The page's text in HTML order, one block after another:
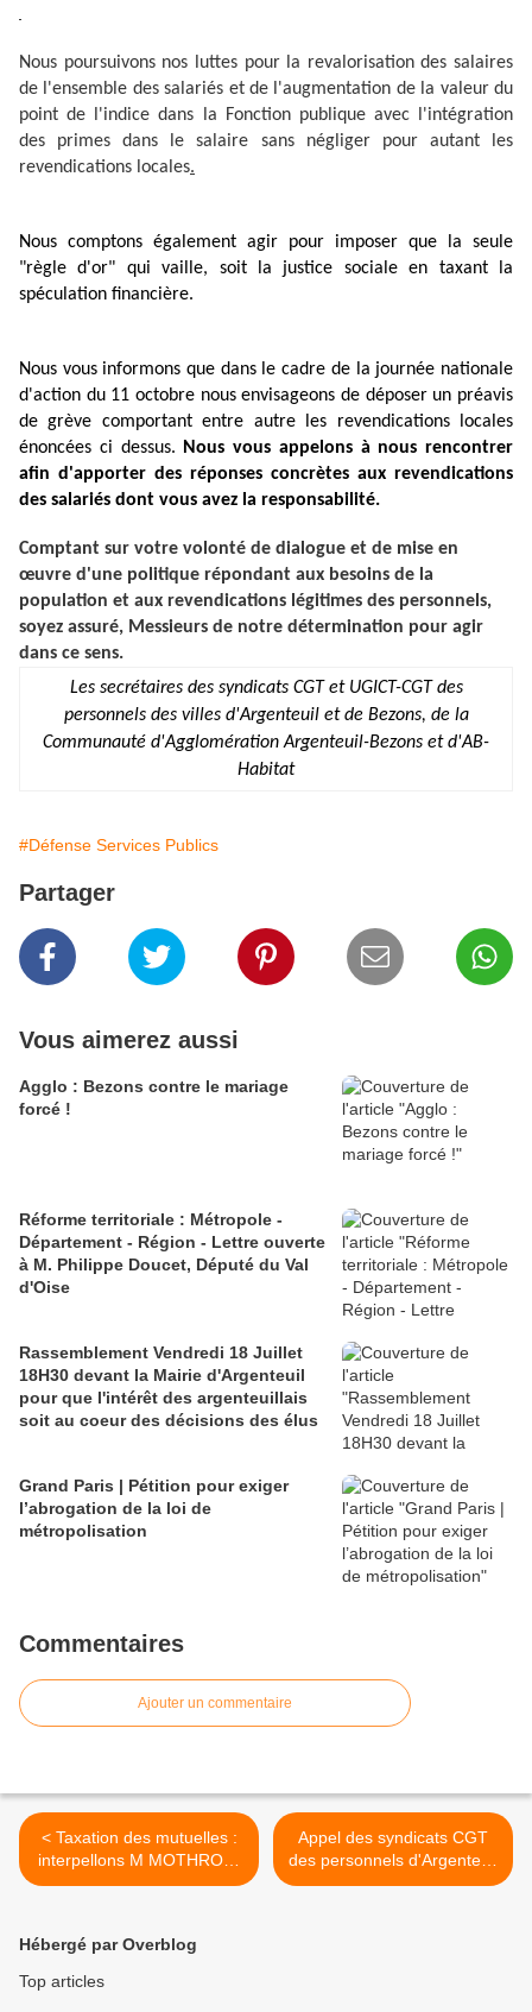
Nous poursuivons nos luttes pour la revalorisation des salaires
de l'ensemble des salariés et de l'augmentation de la valeur du
point de l'indice dans la Fonction publique avec l'intégration
des primes dans le salaire sans négliger pour autant les
revendications locales.
Nous comptons également agir pour imposer que la seule
"règle d'or" qui vaille, soit la justice sociale en taxant la
spéculation financière.
Nous vous informons que dans le cadre de la journée nationale
d'action du 11 octobre nous envisageons de déposer un préavis
de grève comportant entre autre les revendications locales
énoncées ci dessus. Nous vous appelons à nous rencontrer
afin d'apporter des réponses concrètes aux revendications
des salariés dont vous avez la responsabilité.
Comptant sur votre volonté de dialogue et de mise en
œuvre d'une politique répondant aux besoins de la
population et aux revendications légitimes des personnels,
soyez assuré, Messieurs de notre détermination pour agir
dans ce sens.
Les secrétaires des syndicats CGT et UGICT-CGT des
personnels des villes d'Argenteuil et de Bezons, de la
Communauté d'Agglomération Argenteuil-Bezons et d'AB-
Habitat
#Défense Services Publics
Partager
Vous aimerez aussi
Agglo : Bezons contre le mariage
forcé !
Réforme territoriale : Métropole -
Département - Région - Lettre ouverte
à M. Philippe Doucet, Député du Val
d'Oise
Rassemblement Vendredi 18 Juillet
18H30 devant la Mairie d'Argenteuil
pour que l'intérêt des argenteuillais
soit au coeur des décisions des élus
Grand Paris | Pétition pour exiger
l’abrogation de la loi de
métropolisation
Commentaires
Ajouter un commentaire
< Taxation des mutuelles :
interpellons M MOTHRON,
Député, et les autres
Appel des syndicats CGT
des personnels d'Argenteuil
et de Bezons, de la CAAB
Hébergé par Overblog
Top articles